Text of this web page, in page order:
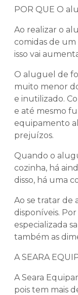
POR QUE O
Ao realizar o
comidas de
isso vai
O aluguel de
muito menor
e inutilizado.
e até mesmo
equipamento
prejuízos.
Quando o
cozinha, há
disso, há uma
Ao se tratar de
disponíveis.
especializada
também as
A SEARA
A Seara
pois tem mais